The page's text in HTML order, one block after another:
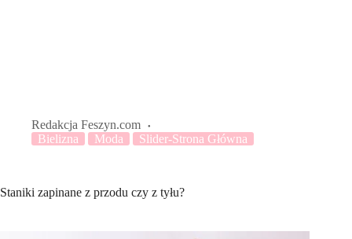
Redakcja Feszyn.com
Bielizna
Moda Slider-Strona Główna
Staniki zapinane z przodu czy z tyłu?